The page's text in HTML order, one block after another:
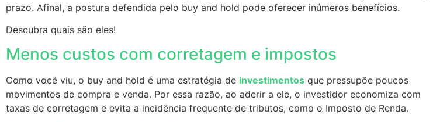
prazo. Afinal, a postura defendida pelo buy and hold pode oferecer inúmeros benefícios.
Descubra quais são eles!
Menos custos com corretagem e impostos
Como você viu, o buy and hold é uma estratégia de investimentos que pressupõe poucos
movimentos de compra e venda. Por essa razão, ao aderir a ele, o investidor economiza com
taxas de corretagem e evita a incidência frequente de tributos, como o Imposto de Renda.